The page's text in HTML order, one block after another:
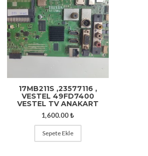
17MB211S ,23577116 ,
VESTEL 49FD7400
VESTEL TV ANAKART
1,600.00₺
Sepete Ekle